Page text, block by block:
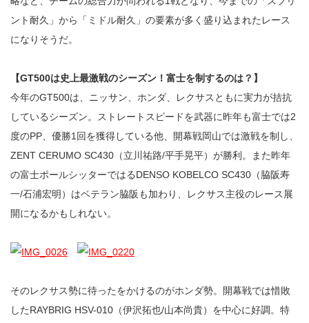
ント耐久」から「ミドル耐久」の要素が多く盛り込まれたレース
になりそうだ。
【GT500は史上最激戦のシーズン！富士を制するのは？】
今年のGT500は、ニッサン、ホンダ、レクサスともに実力が拮抗
しているシーズン。ストレートスピードを武器に昨年も富士では2
度のPP、優勝1回を獲得している他、開幕戦岡山では激戦を制し、
ZENT CERUMO SC430（立川祐路/平手晃平）が勝利。また昨年
の富士ポールシッターではるDENSO KOBELCO SC430（脇阪寿
一/石浦宏明）はベテラン脇阪も加わり、レクサス主役のレース展
開になるかもしれない。
そのレクサス勢に待ったをかけるのがホンダ勢。開幕戦では惜敗
したRAYBRIG HSV-010（伊沢拓也/山本尚貴）を中心に好調。特